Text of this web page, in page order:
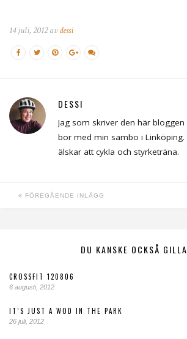
14 juli, 2012 avdessi
DESSI
Jag som skriver den här
bor med min sambo i
älskar att cykla och styrketräna.
FÖREGÅENDE INLÄGG
DU KANSKE OCKSÅ
CROSSFIT 120806
6 augusti, 2012
IT’S JUST A WOD IN THE PARK
26 juli, 2012